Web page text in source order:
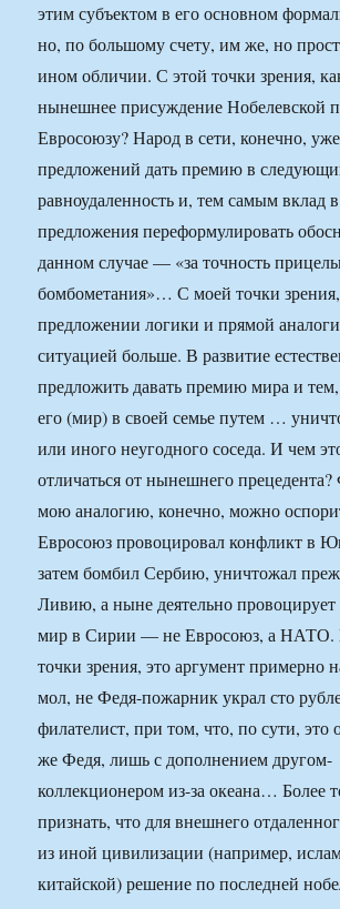
этим субъектом в его основном
но, по большому счету, им же, но
ином обличии. С этой точки зрения,
нынешнее присуждение Нобелевской
Евросоюзу? Народ в сети, конечно, уже
предложений дать премию в
равноудаленность и, тем самым вклад
предложения переформулировать
данном случае — «за точность
бомбометания»… С моей точки
предложении логики и прямой
ситуацией больше. В развитие
предложить давать премию мира и
его (мир) в своей семье путем …
или иного неугодного соседа. И чем
отличаться от нынешнего
мою аналогию, конечно, можно
Евросоюз провоцировал конфликт в
затем бомбил Сербию, уничтожал
Ливию, а ныне деятельно
мир в Сирии — не Евросоюз, а НАТО.
точки зрения, это аргумент примерно
мол, не Федя-пожарник украл сто
филателист, при том, что, по сути, это
же Федя, лишь с дополнением другом-
коллекционером из-за океана… Более
признать, что для внешнего
из иной цивилизации (например,
китайской) решение по последней